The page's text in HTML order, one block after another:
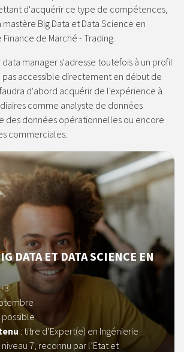
d'acquérir ce type de compétences,
Big Data et Data Science en
de Marché - Trading.
manager s'adresse toutefois à un profil
pas accessible directement en début de
d'abord acquérir de l'expérience à
comme analyste de données
des données opérationnelles ou encore
commerciales.
DATA ET DATA SCIENCE EN
: titre d’Expert(e) en Ingénierie
7, reconnu par l’Etat et